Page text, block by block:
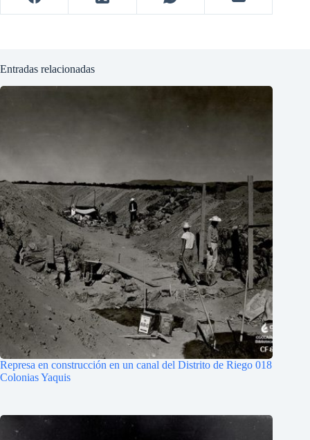
Entradas relacionadas
Represa en construcción en un canal del Distrito de Riego 018
Colonias Yaquis